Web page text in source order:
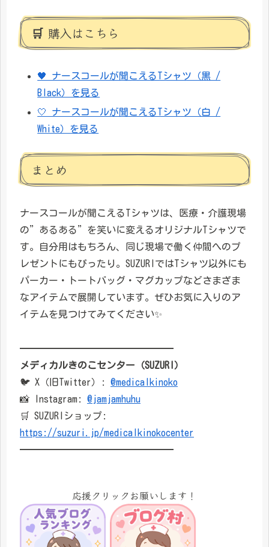
🛒 購入はこちら
🖤 ナースコールが聞こえるTシャツ（黒 /
Black）を見る
🤍 ナースコールが聞こえるTシャツ（白 /
White）を見る
まとめ
ナースコールが聞こえるTシャツは、医療・介護現場
の”あるある”を笑いに変えるオリジナルTシャツで
す。自分用はもちろん、同じ現場で働く仲間へのプ
レゼントにもぴったり。SUZURIではTシャツ以外にも
パーカー・トートバッグ・マグカップなどさまざま
なアイテムで展開しています。ぜひお気に入りのア
イテムを見つけてみてください✨
━━━━━━━━━━━━━━━━
メディカルきのこセンター（SUZURI）
🐦 X（旧Twitter）: @medicalkinoko
📸 Instagram: @jamjamhuhu
🛒 SUZURIショップ:
https://suzuri.jp/medicalkinokocenter
━━━━━━━━━━━━━━━━
応援クリックお願いします！